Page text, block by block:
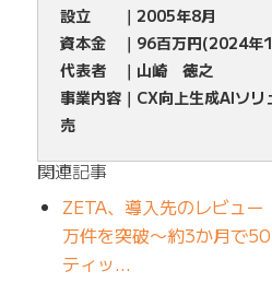
設立 ｜2005年8月
資本金 ｜96百万円(2024年
代表者 ｜山崎 徳之
事業内容｜CX向上生成AIソ
売
関連記事
ZETA、導入先のレビュ
万件を突破〜約3か月で
ティッ…